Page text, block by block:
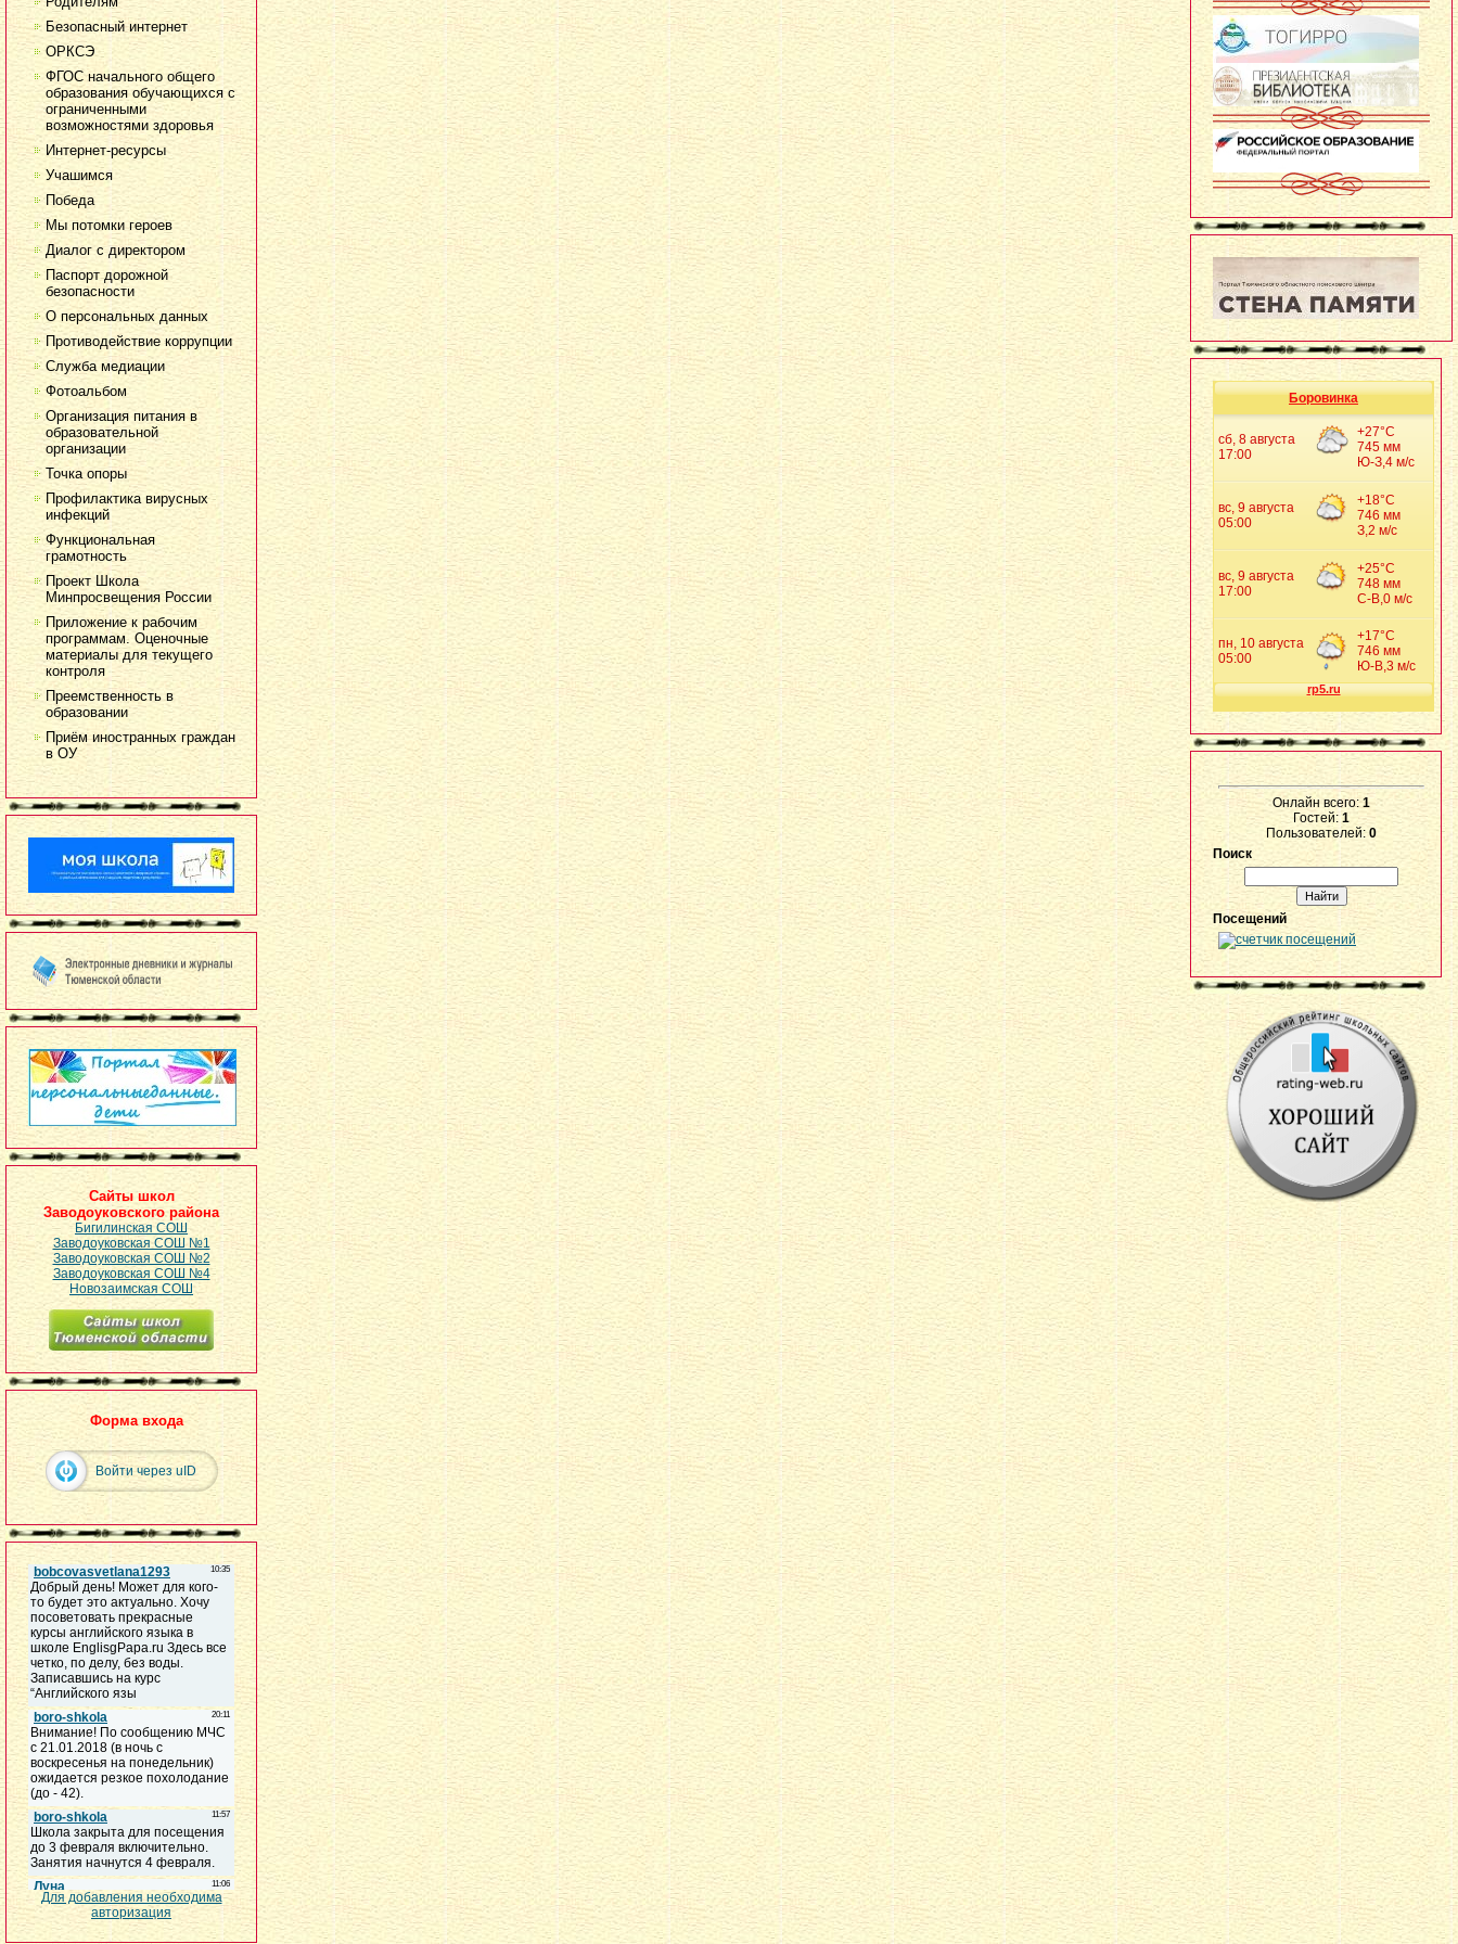
Безопасный интернет
ОРКСЭ
ФГОС начального общего
образования обучающихся с
ограниченными
возможностями здоровья
Интернет-ресурсы
Учашимся
Победа
Мы потомки героев
Диалог с директором
Паспорт дорожной
безопасности
О персональных данных
Противодействие коррупции
Служба медиации
Фотоальбом
Организация питания в
образовательной
организации
Точка опоры
Профилактика вирусных
инфекций
Функциональная
грамотность
Проект Школа
Минпросвещения России
Приложение к рабочим
программам. Оценочные
материалы для текущего
контроля
Преемственность в
образовании
Приём иностранных граждан
в ОУ
Сайты школ
Заводоуковского района
Бигилинская СОШ
Заводоуковская СОШ №1
Заводоуковская СОШ №2
Заводоуковская СОШ №4
Новозаимская СОШ
Форма входа
Войти через uID
Для добавления необходима
авторизация
Боровинка
Онлайн всего:1
Гостей: 1
Пользователей: 0
Поиск
Посещений